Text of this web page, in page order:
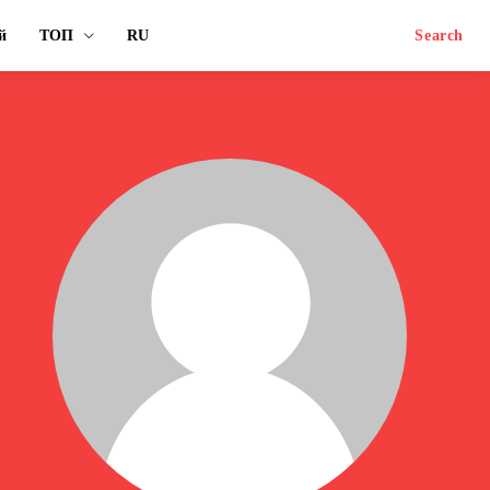
ТОП RU Search